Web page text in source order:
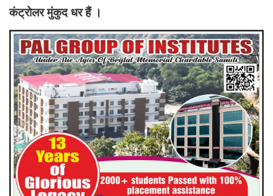
कंट्रोलर मुंकुद धर हैं ।